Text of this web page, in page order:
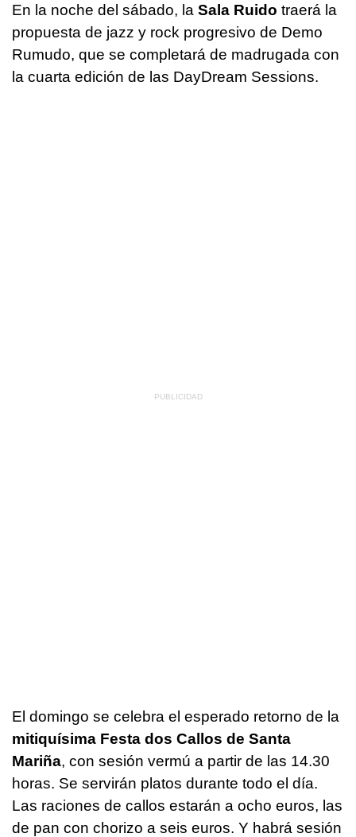
En la noche del sábado, la Sala Ruido traerá la
propuesta de jazz y rock progresivo de Demo
Rumudo, que se completará de madrugada con
la cuarta edición de las DayDream Sessions.
El domingo se celebra el esperado retorno de la
mitiquísima Festa dos Callos de Santa
Mariña, con sesión vermú a partir de las 14.30
horas. Se servirán platos durante todo el día.
Las raciones de callos estarán a ocho euros, las
de pan con chorizo a seis euros. Y habrá sesión